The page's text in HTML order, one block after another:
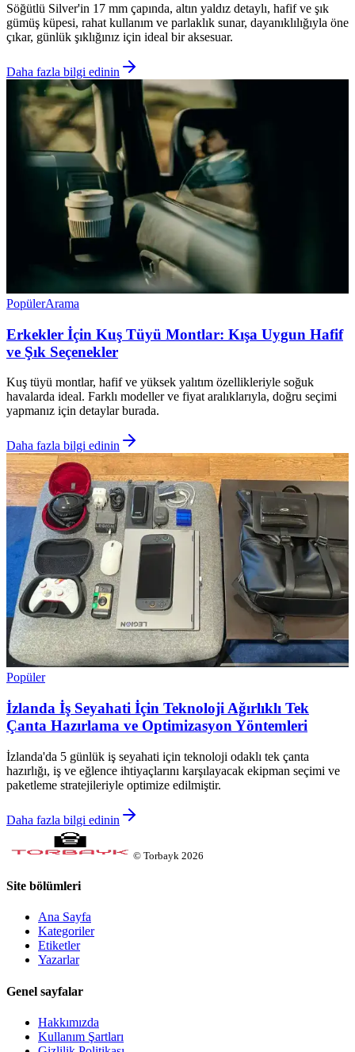
Söğütlü Silver'in 17 mm çapında, altın yaldız detaylı, hafif ve şık
gümüş küpesi, rahat kullanım ve parlaklık sunar, dayanıklılığıyla öne
çıkar, günlük şıklığınız için ideal bir aksesuar.
Daha fazla bilgi edinin
PopülerArama
Erkekler İçin Kuş Tüyü Montlar: Kışa Uygun Hafif
ve Şık Seçenekler
Kuş tüyü montlar, hafif ve yüksek yalıtım özellikleriyle soğuk
havalarda ideal. Farklı modeller ve fiyat aralıklarıyla, doğru seçimi
yapmanız için detaylar burada.
Daha fazla bilgi edinin
Popüler
İzlanda İş Seyahati İçin Teknoloji Ağırlıklı Tek
Çanta Hazırlama ve Optimizasyon Yöntemleri
İzlanda'da 5 günlük iş seyahati için teknoloji odaklı tek çanta
hazırlığı, iş ve eğlence ihtiyaçlarını karşılayacak ekipman seçimi ve
paketleme stratejileriyle optimize edilmiştir.
Daha fazla bilgi edinin
© Torbayk 2026
Site bölümleri
Ana Sayfa
Kategoriler
Etiketler
Yazarlar
Genel sayfalar
Hakkımızda
Kullanım Şartları